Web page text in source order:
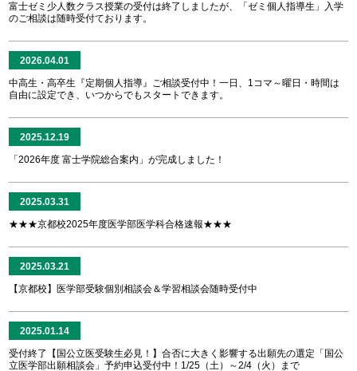
富士ゼミ少人数クラス授業の受付は終了しましたが、「ゼミ個人指導生」入学
のご相談は随時受付ております。
2026.04.01
中高生・高卒生『定期個人指導』ご相談受付中！一日、1コマ～曜日・時間は
自由に設定でき、いつからでもスタートできます。
2025.12.19
「2026年度 富士学院総合案内」が完成しました！
2025.03.31
★★★京都校2025年度医学部医学科合格速報★★★
2025.03.21
【京都校】医学部受験個別相談会＆学習相談会随時受付中
2025.01.14
受付終了【国公立医受験生必見！】合否に大きく影響する出願先の選定「国公
立医学部出願相談会」予約申込受付中！1/25（土）～2/4（火）まで